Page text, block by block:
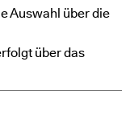
Auswahl über die
über das